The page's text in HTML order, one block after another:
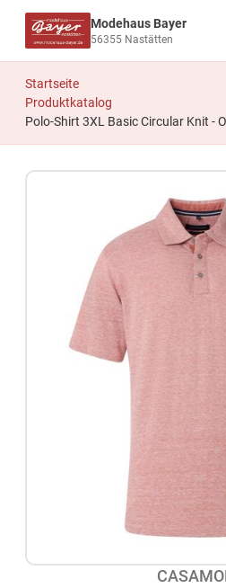
Modehaus Bayer
56355 Nastätten
Startseite
Produktkatalog
Polo-Shirt 3XL Basic Circular Knit -